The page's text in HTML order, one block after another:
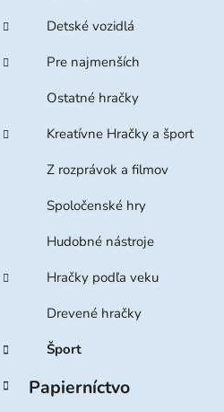
Detské vozidlá
Pre najmenších
Ostatné hračky
Kreatívne Hračky a šport
Z rozprávok a filmov
Spoločenské hry
Hudobné nástroje
Hračky podľa veku
Drevené hračky
Šport
Papierníctvo